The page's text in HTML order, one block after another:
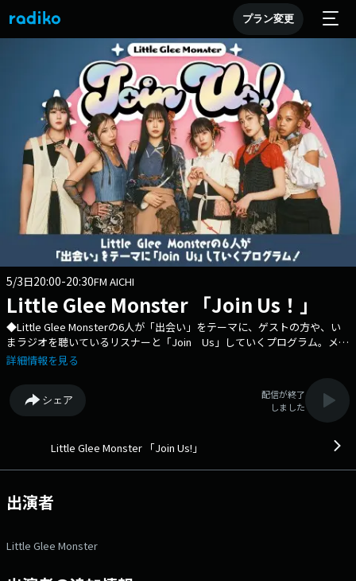
プラン変更
5/3日20:00-20:30FM AICHI
Little Glee Monster 「Join Us！」
◆Little Glee Monsterの6人が「出会い」をテーマに、ゲストの方や、い
まラジオを聴いているリスナーと「Join Us」していくプログラム。メン
バーそれぞれが今、興味があること・モノ、会いたい人や発信したいこと
して、音楽面だけでない新たなリトグリを発見していきます。◆ Xハ
ッシュタグは「#エフエムアイチ」 Xアカウントは「@FMAICHI」
詳細情報を見る
シェア
配信が終了
しました
Little Glee Monster 「Join Us!」
出演者
Little Glee Monster